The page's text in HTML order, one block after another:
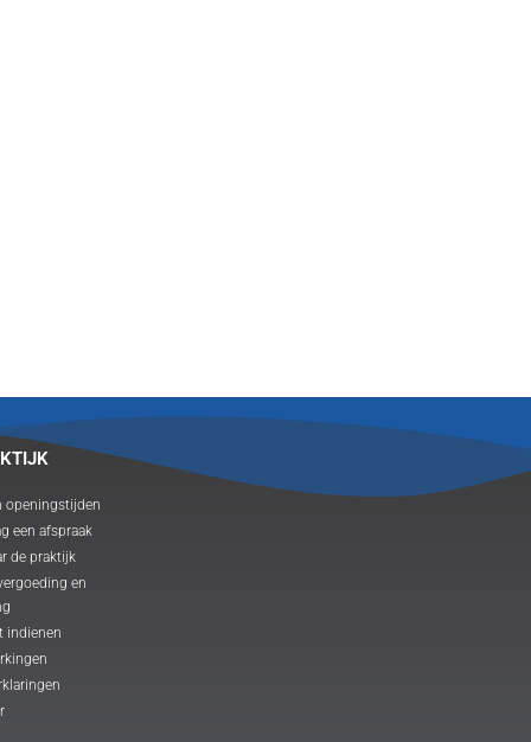
openingstijden
een afspraak
de praktijk
en
indienen